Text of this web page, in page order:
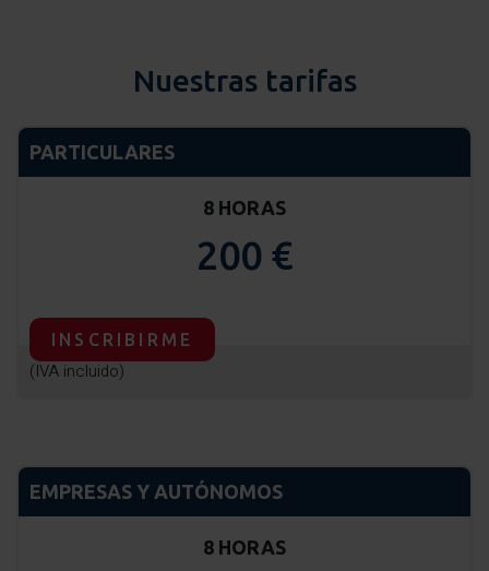
Nuestras tarifas
PARTICULARES
8 HORAS
200 €
INSCRIBIRME
(IVA incluido)
EMPRESAS Y AUTÓNOMOS
8 HORAS